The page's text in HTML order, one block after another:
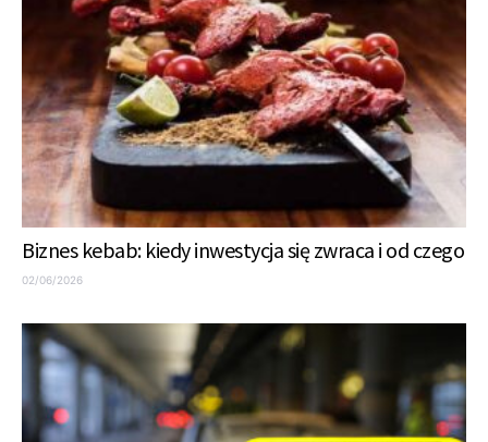
Biznes kebab: kiedy inwestycja się zwraca i od czego
02/06/2026